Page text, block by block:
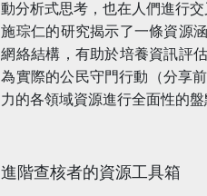
動分析式思考，也在人們進行
施琮仁的研究揭示了一條資源
網絡結構，有助於培養資訊評
為實際的公民守門行動（分享
力的各領域資源進行全面性的
進階查核者的資源工具箱